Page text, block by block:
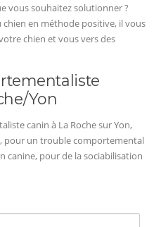
vous souhaitez solutionner ?
chien en méthode positive, il vous
chien et vous vers des
Yon
canin à La Roche sur Yon,
pour un trouble comportemental
canine, pour de la sociabilisation